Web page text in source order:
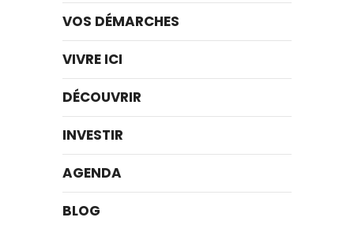
VOS DÉMARCHES
VIVRE ICI
DÉCOUVRIR
INVESTIR
AGENDA
BLOG